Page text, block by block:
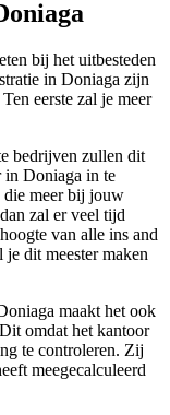
bij het uitbesteden
in Doniaga zijn
eerste zal je meer
bedrijven zullen dit
in Doniaga in te
die meer bij jouw
zal er veel tijd
van alle ins and
je dit meester maken
maakt het ook
omdat het kantoor
te controleren. Zij
meegecalculeerd